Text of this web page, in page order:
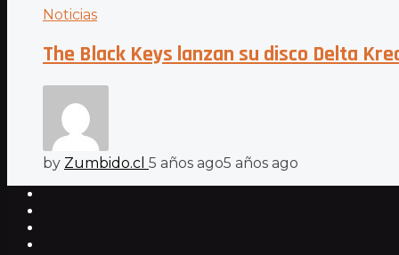
Noticias
The Black Keys lanzan su disco Delta
by Zumbido.cl 5 años ago5 años ago